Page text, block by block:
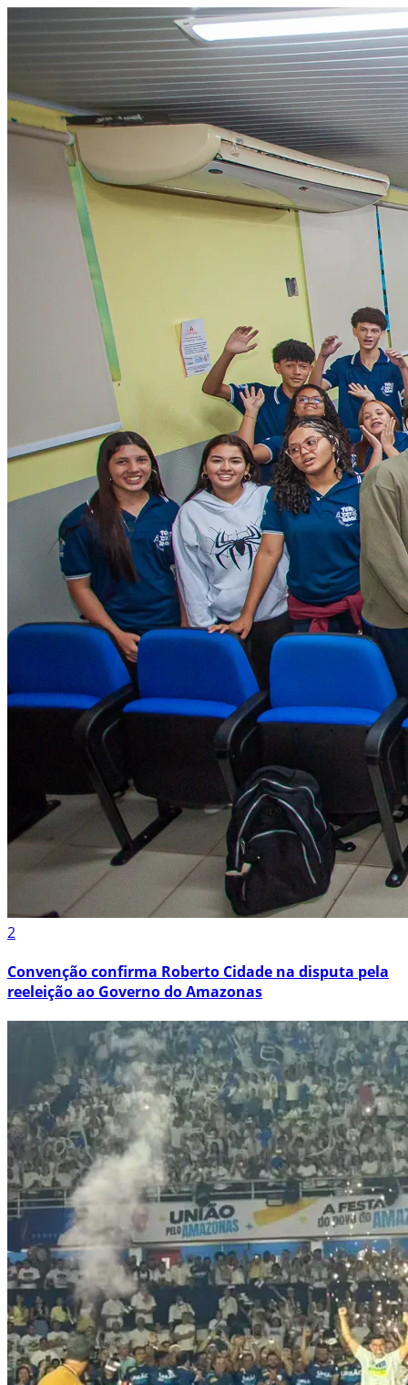
2
Convenção confirma Roberto Cidade na disputa pela
reeleição ao Governo do Amazonas